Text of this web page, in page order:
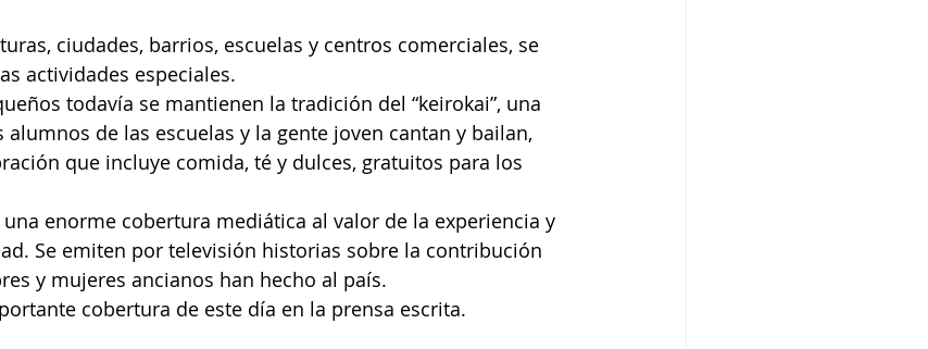
actividades especiales.
de las escuelas y la gente joven cantan y bailan,
que incluye comida, té y dulces, gratuitos para los
una enorme cobertura mediática al valor de la experiencia y
Se emiten por televisión historias sobre la contribución
y mujeres ancianos han hecho al país.
cobertura de este día en la prensa escrita.